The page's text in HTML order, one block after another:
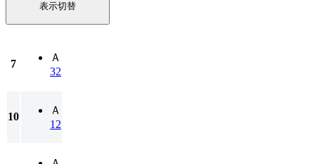
表示切替
7
Ａ
32
10
Ａ
12